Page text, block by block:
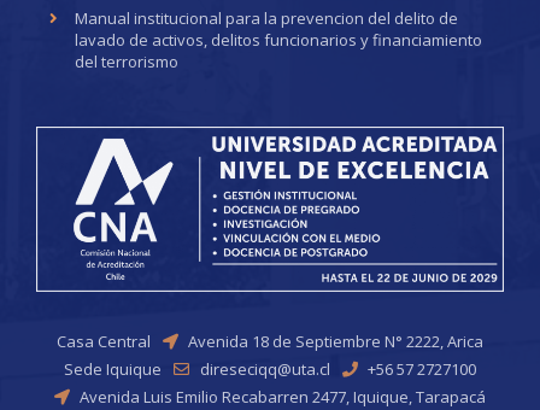
Manual institucional para la prevencion del delito de
lavado de activos, delitos funcionarios y financiamiento
del terrorismo
Casa Central
Avenida 18 de Septiembre N° 2222, Arica
Sede Iquique
direseciqq@uta.cl
+56 57 2727100
Avenida Luis Emilio Recabarren 2477, Iquique, Tarapacá